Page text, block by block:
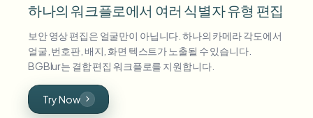
하나의 워크플로에서 여러 식별자 유형 편집
보안 영상 편집은 얼굴만이 아닙니다. 하나의 카메라 각도에서
얼굴, 번호판, 배지, 화면 텍스트가 노출될 수 있습니다.
BGBlur는 결합 편집 워크플로를 지원합니다.
Try Now